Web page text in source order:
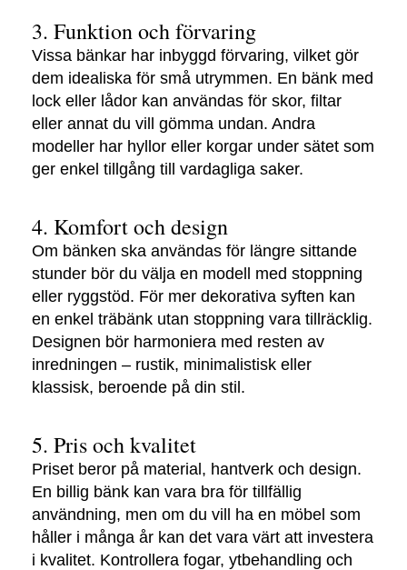
3. Funktion och förvaring
Vissa bänkar har inbyggd förvaring, vilket gör
dem idealiska för små utrymmen. En bänk med
lock eller lådor kan användas för skor, filtar
eller annat du vill gömma undan. Andra
modeller har hyllor eller korgar under sätet som
ger enkel tillgång till vardagliga saker.
4. Komfort och design
Om bänken ska användas för längre sittande
stunder bör du välja en modell med stoppning
eller ryggstöd. För mer dekorativa syften kan
en enkel träbänk utan stoppning vara tillräcklig.
Designen bör harmoniera med resten av
inredningen – rustik, minimalistisk eller
klassisk, beroende på din stil.
5. Pris och kvalitet
Priset beror på material, hantverk och design.
En billig bänk kan vara bra för tillfällig
användning, men om du vill ha en möbel som
håller i många år kan det vara värt att investera
i kvalitet. Kontrollera fogar, ytbehandling och